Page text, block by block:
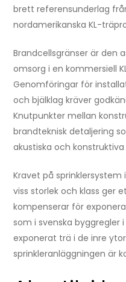
brett referensunderlag
nordamerikanska KL-
Brandcellsgränser är den
omsorg i en kommersiell
Genomföringar för
och bjälklag kräver
Knutpunkter mellan
brandteknisk detaljering
akustiska och konstruktiva
Kravet på
viss storlek och klass ger
kompenserar för
som i svenska byggregler
exponerat trä i de inre
sprinkleranläggningen är